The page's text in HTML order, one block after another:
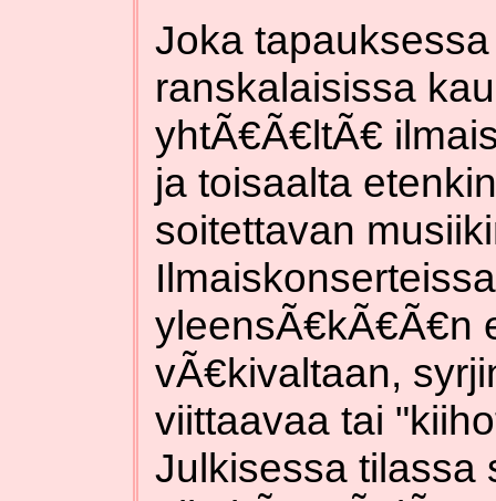
Joka
ranskalaisissa
yhtÃ€Ã€ltÃ€
ja toisaalta
soitettavan
yleensÃ€kÃ€Ã€n
vÃ€kivaltaan,
viittaavaa tai
Julkisessa tilassa